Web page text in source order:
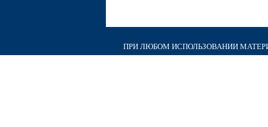
ПРИ ЛЮБОМ ИСПОЛЬЗОВАНИИ